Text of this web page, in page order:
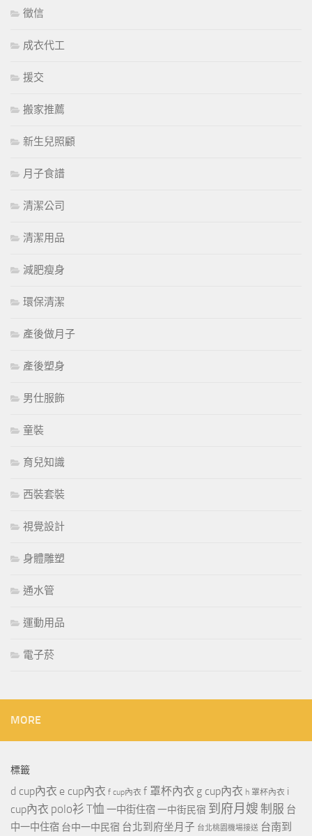
徵信
成衣代工
援交
搬家推薦
新生兒照顧
月子食譜
清潔公司
清潔用品
減肥瘦身
環保清潔
產後做月子
產後塑身
男仕服飾
童裝
育兒知識
西裝套裝
視覺設計
身體雕塑
通水管
運動用品
電子菸
MORE
標籤
d cup內衣 e cup內衣 f cup內衣 f 罩杯內衣 g cup內衣 h 罩杯內衣 i
cup內衣 polo衫 T恤 一中街住宿一中街民宿 到府月嫂 制服 台
中一中住宿 台中一中民宿 台北到府坐月子 台北桃園機場接送 台南到